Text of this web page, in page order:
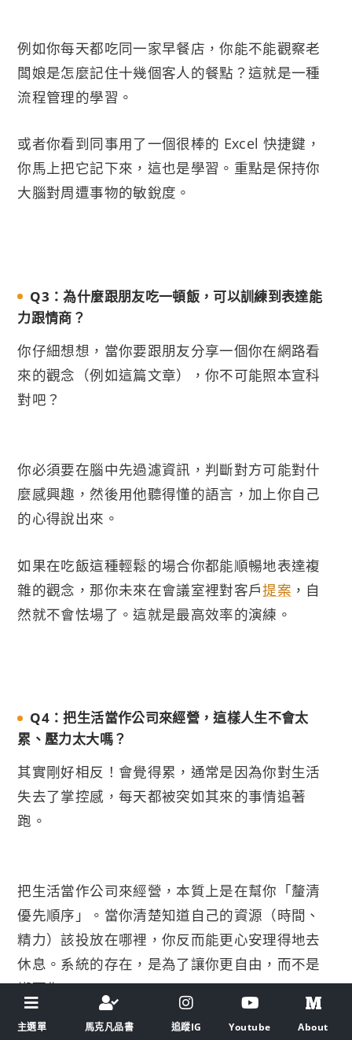
例如你每天都吃同一家早餐店，你能不能觀察老
闆娘是怎麼記住十幾個客人的餐點？這就是一種
流程管理的學習。
或者你看到同事用了一個很棒的 Excel 快捷鍵，
你馬上把它記下來，這也是學習。重點是保持你
大腦對周遭事物的敏銳度。
Q3：為什麼跟朋友吃一頓飯，可以訓練到表達能
力跟情商？
你仔細想想，當你要跟朋友分享一個你在網路看
來的觀念（例如這篇文章），你不可能照本宣科
對吧？
你必須要在腦中先過濾資訊，判斷對方可能對什
麼感興趣，然後用他聽得懂的語言，加上你自己
的心得說出來。
如果在吃飯這種輕鬆的場合你都能順暢地表達複
雜的觀念，那你未來在會議室裡對客戶提案 ，自
然就不會怯場了。這就是最高效率的演練。
Q4：把生活當作公司來經營，這樣人生不會太
累、壓力太大嗎？
其實剛好相反！會覺得累，通常是因為你對生活
失去了掌控感，每天都被突如其來的事情追著
跑。
把生活當作公司來經營，本質上是在幫你「釐清
優先順序」。當你清楚知道自己的資源（時間、
精力）該投放在哪裡，你反而能更心安理得地去
休息。系統的存在，是為了讓你更自由，而不是
綁死你。
主選單 馬克凡品書 追蹤IG Youtube About